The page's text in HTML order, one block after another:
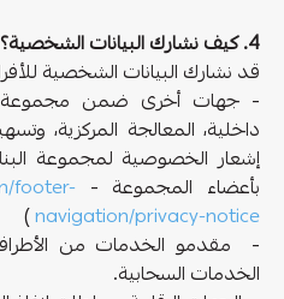
4. كيف نشارك البيانات الشخصية؟
قد نشارك البيانات الشخصية
- جهات أخرى ضمن مجموعة
داخلية، المعالجة المركزية،
إشعار الخصوصية لمجموعة
بأعضاء المجموعة - footer-
navigation/privacy-notice
)
- مقدمو الخدمات من
الخدمات السحابية.